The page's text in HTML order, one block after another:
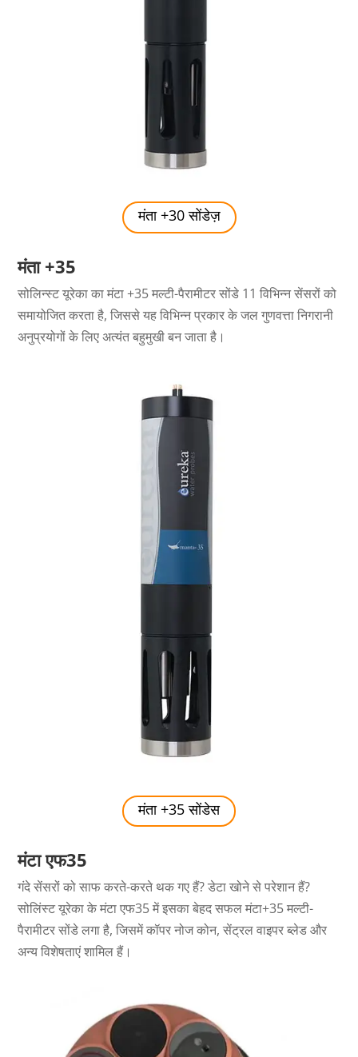
मंता +30 सोंडेज़
मंता +35
सोलिन्स्ट यूरेका का मंटा +35 मल्टी-पैरामीटर सोंडे 11 विभिन्न सेंसरों को
समायोजित करता है, जिससे यह विभिन्न प्रकार के जल गुणवत्ता निगरानी
अनुप्रयोगों के लिए अत्यंत बहुमुखी बन जाता है।
मंता +35 सोंडेस
मंटा एफ35
गंदे सेंसरों को साफ करते-करते थक गए हैं? डेटा खोने से परेशान हैं?
सोलिंस्ट यूरेका के मंटा एफ35 में इसका बेहद सफल मंटा+35 मल्टी-
पैरामीटर सोंडे लगा है, जिसमें कॉपर नोज कोन, सेंट्रल वाइपर ब्लेड और
अन्य विशेषताएं शामिल हैं।